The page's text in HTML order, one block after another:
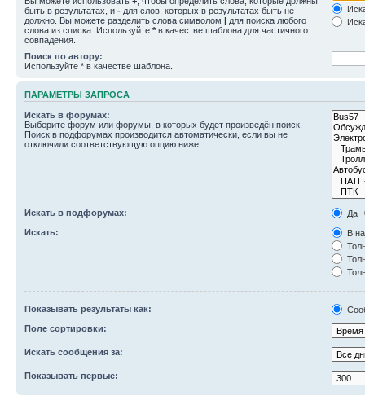
быть в результатах, и - для слов, которых в результатах быть не
должно. Вы можете разделить слова символом | для поиска любого
слова из списка. Используйте * в качестве шаблона для частичного
совпадения.
Поиск по автору:
Используйте * в качестве шаблона.
ПАРАМЕТРЫ ЗАПРОСА
Искать в форумах:
Выберите форум или форумы, в которых будет произведён поиск.
Поиск в подфорумах производится автоматически, если вы не
отключили соответствующую опцию ниже.
Искать в подфорумах:
Да
Искать:
В
Показывать результаты как:
Поле сортировки:
Искать сообщения за:
Показывать первые: